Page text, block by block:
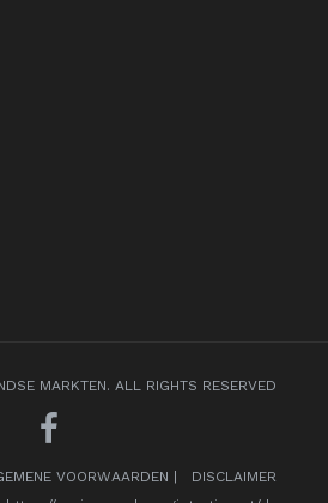
MARKTEN. ALL RIGHTS RESERVED
VOORWAARDEN |
DISCLAIMER